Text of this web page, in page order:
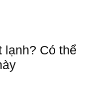
lạnh? Có thể